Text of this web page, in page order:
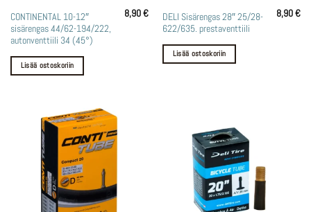
CONTINENTAL 10-12″
sisärengas 44/62-194/222,
autonventtiili 34 (45°)
8,90€
Lisää ostoskoriin
DELI Sisärengas 28″ 25/28-
622/635. prestaventtiili
8,90€
Lisää ostoskoriin